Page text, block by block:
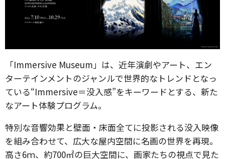
「Immersive Museum」は、近年演劇やアート、エン
ターテインメントのジャンルで世界的なトレンドとなっ
ている“Immersive＝没入感”をキーワードとする、新た
なアート体験プログラム。
特別な音響効果と壁面・床面全てに投影される没入映像
を組み合わせて、広大な屋内空間に名画の世界を再現。
高さ6ｍ、約700㎡の巨大空間に、画家たちの視点で見た